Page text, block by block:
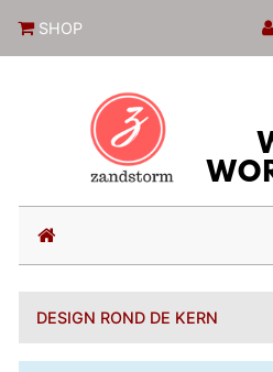
SHOP
(current)
DESIGN ROND DE KERN